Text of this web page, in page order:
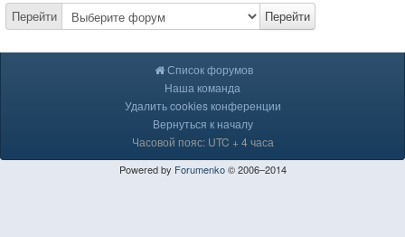
Перейти Перейти
Список форумов
Наша команда
Удалить cookies конференции
Вернуться к началу
Часовой пояс: UTC + 4 часа
Powered by Forumenko© 2006–2014